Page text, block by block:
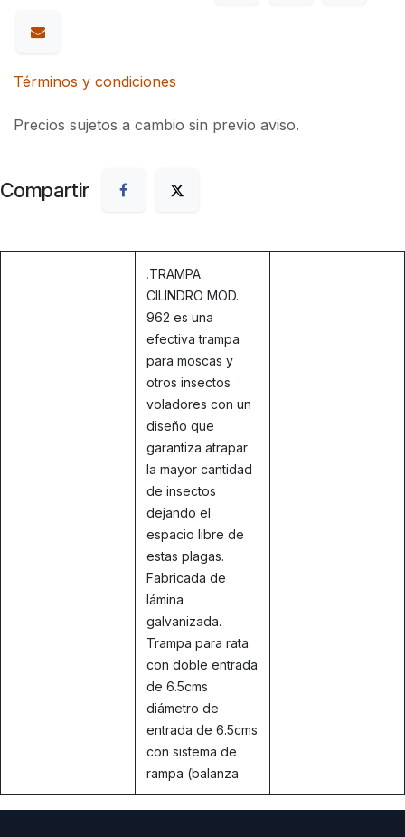
Términos y condiciones
Precios sujetos a cambio sin previo aviso.
Compartir
.TRAMPA
CILINDRO MOD.
962 es una
efectiva trampa
para moscas y
otros insectos
voladores con un
diseño que
garantiza atrapar
la mayor cantidad
de insectos
dejando el
espacio libre de
estas plagas.
Fabricada de
lámina
galvanizada.
Trampa para rata
con doble entrada
de 6.5cms
diámetro de
entrada de 6.5cms
con sistema de
rampa (balanza